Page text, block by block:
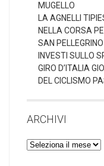
MUGELLO
LA AGNELLI
NELLA CORSA
SAN
INVESTI SULLO
GIRO D’ITALIA
DEL CICLISMO
ARCHIVI
Archivi